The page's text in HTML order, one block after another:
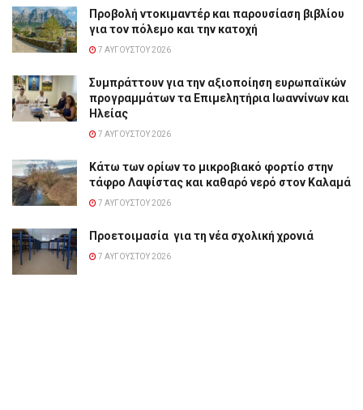
Προβολή ντοκιμαντέρ και παρουσίαση βιβλίου
για τον πόλεμο και την κατοχή
7 ΑΥΓΟΎΣΤΟΥ 2026
Συμπράττουν για την αξιοποίηση ευρωπαϊκών
προγραμμάτων τα Επιμελητήρια Ιωαννίνων και
Ηλείας
7 ΑΥΓΟΎΣΤΟΥ 2026
Κάτω των ορίων το μικροβιακό φορτίο στην
τάφρο Λαψίστας και καθαρό νερό στον Καλαμά
7 ΑΥΓΟΎΣΤΟΥ 2026
Προετοιμασία για τη νέα σχολική χρονιά
7 ΑΥΓΟΎΣΤΟΥ 2026